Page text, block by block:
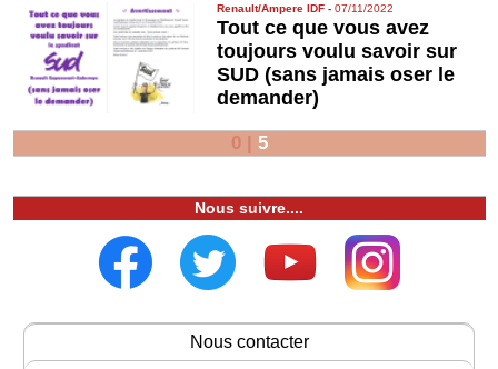
Renault/Ampere IDF -07/11/2022
Tout ce que vous avez
toujours voulu savoir sur
SUD (sans jamais oser le
demander)
0| 5
Nous suivre....
Nous contacter